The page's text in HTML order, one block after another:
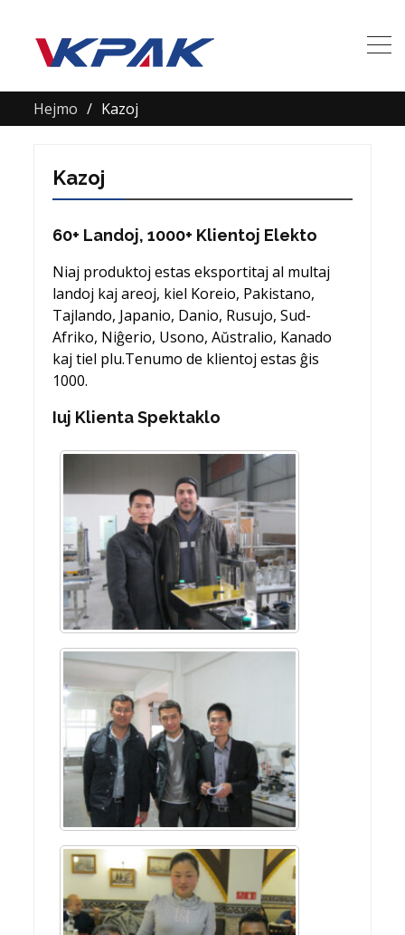
Hejmo Kazoj
Kazoj
60+ Landoj, 1000+ Klientoj Elekto
Niaj produktoj estas eksportitaj al multaj
landoj kaj areoj, kiel Koreio, Pakistano,
Tajlando, Japanio, Danio, Rusujo, Sud-
Afriko, Niĝerio, Usono, Aŭstralio, Kanado
kaj tiel plu.Tenumo de klientoj estas ĝis
1000.
Iuj Klienta Spektaklo